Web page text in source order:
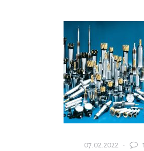
07.02.2022 · 1